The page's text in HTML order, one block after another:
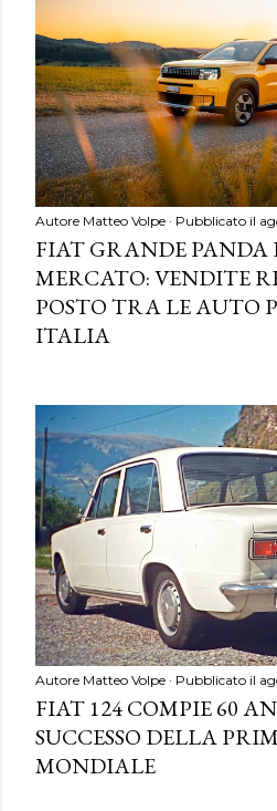
Autore Matteo Volpe Pubblicato il
FIAT GRANDE
MERCATO: VENDITE
POSTO TRA LE AUTO
ITALIA
Autore Matteo Volpe Pubblicato il
FIAT 124 COMPIE 60
SUCCESSO DELLA
MONDIALE